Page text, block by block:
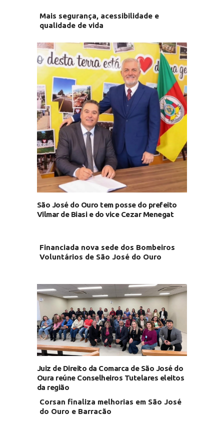
Mais segurança, acessibilidade e
qualidade de vida
São José do Ouro tem posse do prefeito
Vilmar de Biasi e do vice Cezar Menegat
Financiada nova sede dos Bombeiros
Voluntários de São José do Ouro
Juiz de Direito da Comarca de São José do
Oura reúne Conselheiros Tutelares eleitos
da região
Corsan finaliza melhorias em São José
do Ouro e Barracão